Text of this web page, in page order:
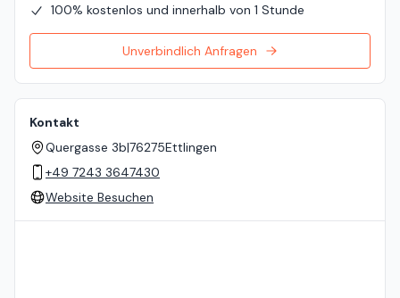
100% kostenlos und innerhalb von 1 Stunde
Unverbindlich Anfragen
Kontakt
Quergasse 3b|76275Ettlingen
+49 7243 3647430
Website Besuchen